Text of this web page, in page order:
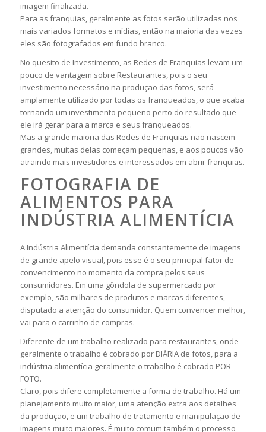
imagem finalizada.
Para as franquias, geralmente as fotos serão utilizadas nos
mais variados formatos e mídias, então na maioria das vezes
eles são fotografados em fundo branco.
No quesito de Investimento, as Redes de Franquias levam um
pouco de vantagem sobre Restaurantes, pois o seu
investimento necessário na produção das fotos, será
amplamente utilizado por todas os franqueados, o que acaba
tornando um investimento pequeno perto do resultado que
ele irá gerar para a marca e seus franqueados.
Mas a grande maioria das Redes de Franquias não nascem
grandes, muitas delas começam pequenas, e aos poucos vão
atraindo mais investidores e interessados em abrir franquias.
FOTOGRAFIA DE
ALIMENTOS PARA
INDÚSTRIA ALIMENTÍCIA
A Indústria Alimentícia demanda constantemente de imagens
de grande apelo visual, pois esse é o seu principal fator de
convencimento no momento da compra pelos seus
consumidores. Em uma gôndola de supermercado por
exemplo, são milhares de produtos e marcas diferentes,
disputado a atenção do consumidor. Quem convencer melhor,
vai para o carrinho de compras.
Diferente de um trabalho realizado para restaurantes, onde
geralmente o trabalho é cobrado por DIÁRIA de fotos, para a
indústria alimentícia geralmente o trabalho é cobrado POR
FOTO.
Claro, pois difere completamente a forma de trabalho. Há um
planejamento muito maior, uma atenção extra aos detalhes
da produção, e um trabalho de tratamento e manipulação de
imagens muito maiores. É muito comum também o processo